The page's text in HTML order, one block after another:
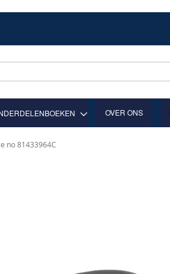
OVER ONS
no 81433964C